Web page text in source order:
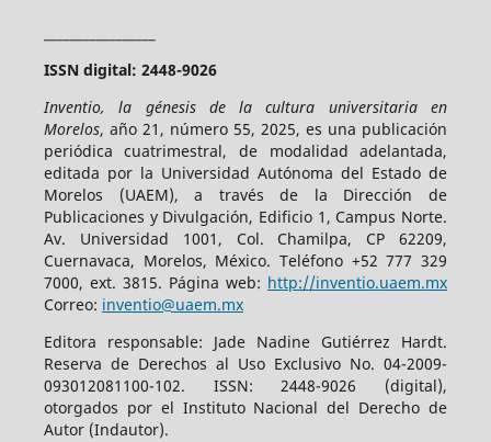
ISSN digital: 2448-9026
Inventio, la génesis de la cultura universitaria en
Morelos, año 21, número 55, 2025, es una publicación
periódica cuatrimestral, de modalidad adelantada,
editada por la Universidad Autónoma del Estado de
Morelos (UAEM), a través de la Dirección de
Publicaciones y Divulgación, Edificio 1, Campus Norte.
Av. Universidad 1001, Col. Chamilpa, CP 62209,
Cuernavaca, Morelos, México. Teléfono +52 777 329
7000, ext. 3815. Página web: http://inventio.uaem.mx
Correo: inventio@uaem.mx
Editora responsable: Jade Nadine Gutiérrez Hardt.
Reserva de Derechos al Uso Exclusivo No. 04-2009-
093012081100-102. ISSN: 2448-9026 (digital),
otorgados por el Instituto Nacional del Derecho de
Autor (Indautor).